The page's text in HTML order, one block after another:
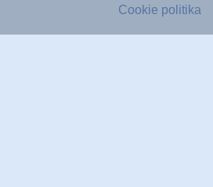
Cookie politika